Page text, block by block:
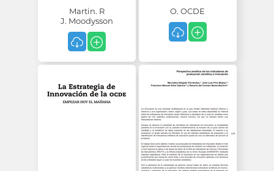
Martin. R
J. Moodysson
O. OCDE